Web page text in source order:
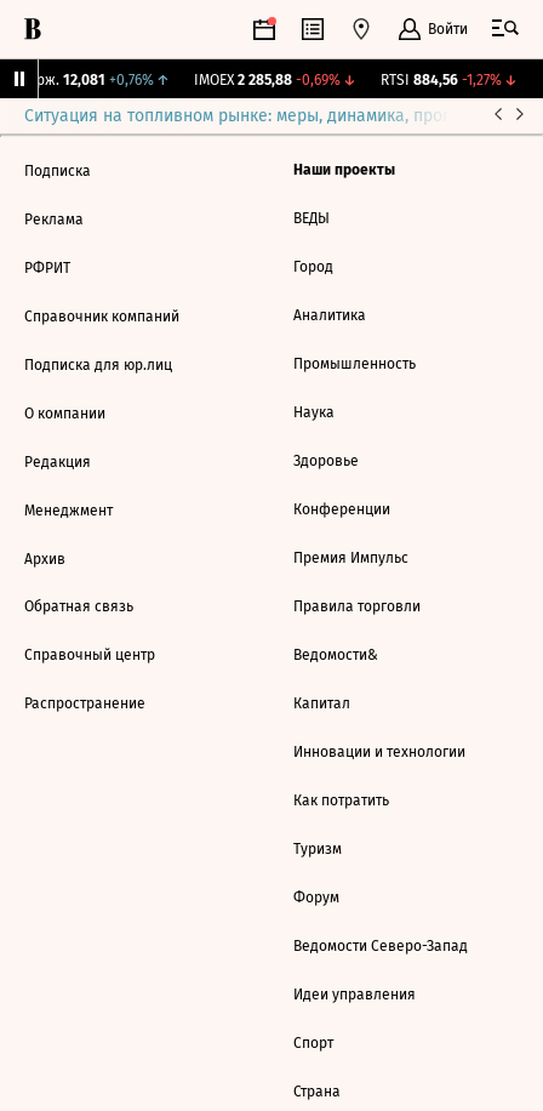
Войти
Бирж. 12,081 +0,76%↑ IMOEX 2 285,88 -0,69%↓ RTSI 884,56 -1,27%↓
Ситуация на топливном рынке: меры, динамика, прогнозы
Подписка
Реклама
РФРИТ
Справочник компаний
Подписка для юр.лиц
О компании
Редакция
Менеджмент
Архив
Обратная связь
Справочный центр
Распространение
Наши проекты
ВЕДЫ
Город
Аналитика
Промышленность
Наука
Здоровье
Конференции
Премия Импульс
Правила торговли
Ведомости&
Капитал
Инновации и технологии
Как потратить
Туризм
Форум
Ведомости Северо-Запад
Идеи управления
Спорт
Страна